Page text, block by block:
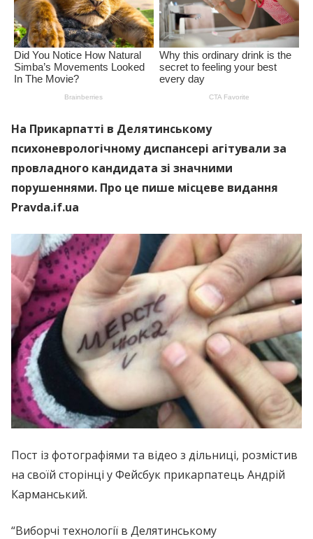
На Прикарпатті в Делятинському
психоневрологічному диспансері агітували за
провладного кандидата зі значними
порушеннями. Про це пише місцеве видання
Pravda.if.ua
Пост із фотографіями та відео з дільниці, розмістив
на своїй сторінці у Фейсбук прикарпатець Андрій
Карманський.
“Виборчі технології в Делятинському